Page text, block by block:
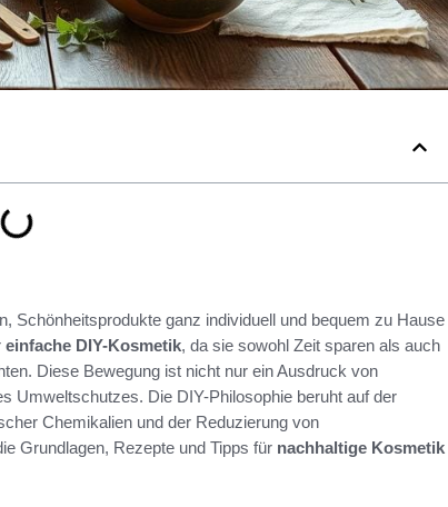
Schönheitsprodukte ganz individuell und bequem zu Hause
einfache DIY-Kosmetik, da sie sowohl Zeit sparen als auch
Diese Bewegung ist nicht nur ein Ausdruck von
Umweltschutzes. Die DIY-Philosophie beruht auf der
Chemikalien und der Reduzierung von
Grundlagen, Rezepte und Tipps für nachhaltige Kosmetik